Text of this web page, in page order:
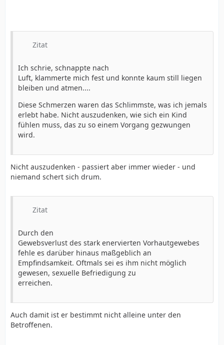
Zitat
Ich schrie, schnappte nach
Luft, klammerte mich fest und konnte kaum still liegen
bleiben und atmen....
Diese Schmerzen waren das Schlimmste, was ich jemals
erlebt habe. Nicht auszudenken, wie sich ein Kind
fühlen muss, das zu so einem Vorgang gezwungen
wird.
Nicht auszudenken - passiert aber immer wieder - und
niemand schert sich drum.
Zitat
Durch den
Gewebsverlust des stark enervierten Vorhautgewebes
fehle es darüber hinaus maßgeblich an
Empfindsamkeit. Oftmals sei es ihm nicht möglich
gewesen, sexuelle Befriedigung zu
erreichen.
Auch damit ist er bestimmt nicht alleine unter den
Betroffenen.